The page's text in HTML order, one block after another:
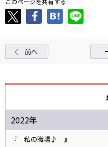
前へ
2022年
『 私の職場♪ 』